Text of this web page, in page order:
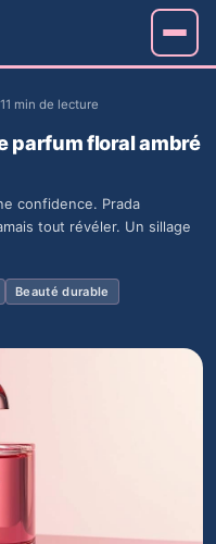
11 min de lecture
parfum floral ambré
confidence. Prada
tout révéler. Un sillage
Beauté durable